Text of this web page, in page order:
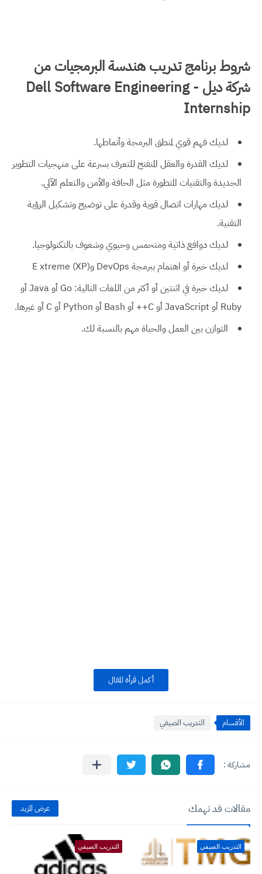
شروط برنامج تدريب هندسة البرمجيات من
شركة ديل - Dell Software Engineering
Internship
لديك فهم قوي لمنطق البرمجة وأنماطها.
لديك القدرة والعقل المنفتح للتعرف بسرعة على منهجيات التطوير
الجديدة والتقنيات المتطورة مثل الحافة والأمن والتعلم الآلي.
لديك مهارات اتصال قوية وقدرة على توضيح وتشكيل الرؤية
التقنية.
لديك دوافع ذاتية ومتحمس وحيوي وشغوف بالتكنولوجيا.
لديك خبرة أو اهتمام ببرمجة DevOps وE xtreme (XP)
لديك خبرة في اثنتين أو أكثر من اللغات التالية: Go أو Java أو
Ruby أو JavaScript أو C++ أو Bash أو Python أو C أو غيرها.
التوازن بين العمل والحياة مهم بالنسبة لك.
أكمل قرأة المقال
الأقسام التدريب الصيفي
مقالات قد تهمك عرض المزيد
التدريب الصيفي التدريب الصيفي